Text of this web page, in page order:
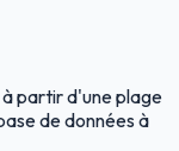
partir d'une plage
de données à